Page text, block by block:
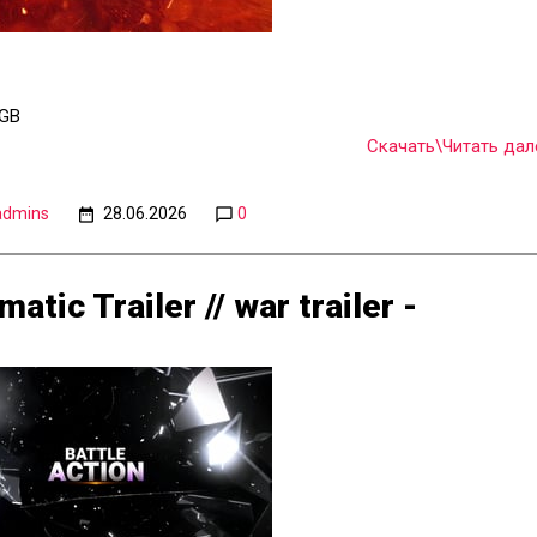
Скачать\Читать
28.06.2026 0
Trailer // war trailer -